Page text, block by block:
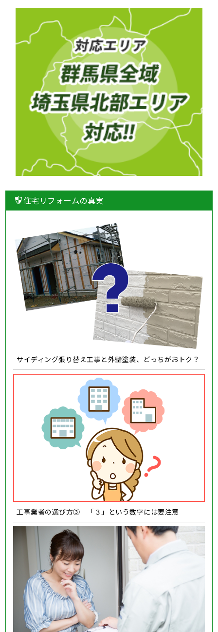
住宅リフォームの真実
サイディング張り替え工事と外壁塗装、どっちがおトク？
工事業者の選び方③ 「３」という数字には要注意